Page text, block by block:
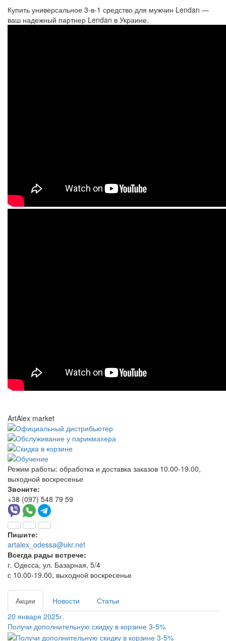
Купить универсальное 3-в‑1 средство для мужчин Lendan —
ваш надежный партнер Lendan в Украине.
ArtAlex market
Режим работы: обработка и доставка заказов 10.00-19.00,
выходной воскресенье
Звоните:
+38 (097) 548 79 59
Пишите:
artalex_odessa@ukr.net
Всегда рады встрече:
г. Одесса, ул. Базарная, 5/4
с 10.00-19.00, выходной воскресенье
Акции Новости
Статьи
20 января 2025г.
Получи дополнительную скидку в корзине 3-5%